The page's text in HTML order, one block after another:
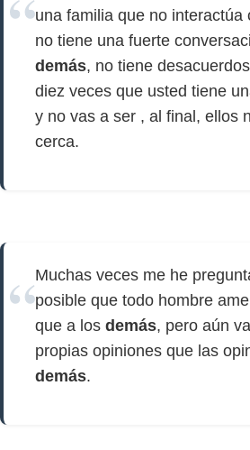
una familia que no interactúa
no tiene una fuerte
demás, no tiene
diez veces que usted tiene
y no vas a ser , al final, ellos
cerca.
Muchas veces me he
posible que todo hombre
que a los demás, pero aún
propias opiniones que las
demás.